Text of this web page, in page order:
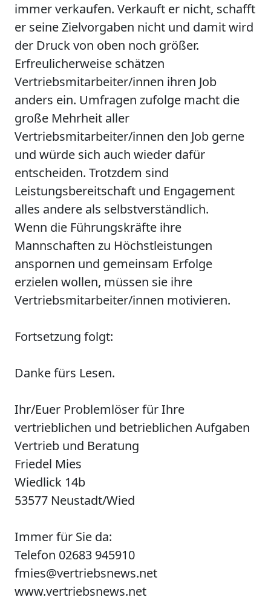
immer verkaufen. Verkauft er nicht, schafft
er seine Zielvorgaben nicht und damit wird
der Druck von oben noch größer.
Erfreulicherweise schätzen
Vertriebsmitarbeiter/innen ihren Job
anders ein. Umfragen zufolge macht die
große Mehrheit aller
Vertriebsmitarbeiter/innen den Job gerne
und würde sich auch wieder dafür
entscheiden. Trotzdem sind
Leistungsbereitschaft und Engagement
alles andere als selbstverständlich.
Wenn die Führungskräfte ihre
Mannschaften zu Höchstleistungen
anspornen und gemeinsam Erfolge
erzielen wollen, müssen sie ihre
Vertriebsmitarbeiter/innen motivieren.
Fortsetzung folgt:
Danke fürs Lesen.
Ihr/Euer Problemlöser für Ihre
vertrieblichen und betrieblichen Aufgaben
Vertrieb und Beratung
Friedel Mies
Wiedlick 14b
53577 Neustadt/Wied
Immer für Sie da:
Telefon 02683 945910
fmies@vertriebsnews.net
www.vertriebsnews.net